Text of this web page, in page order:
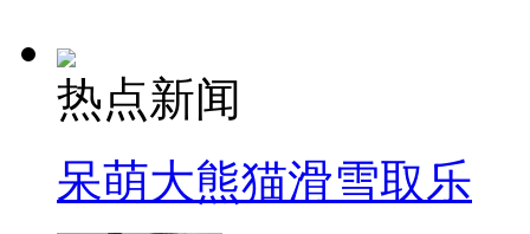
热点新闻
呆萌大熊猫滑雪取乐